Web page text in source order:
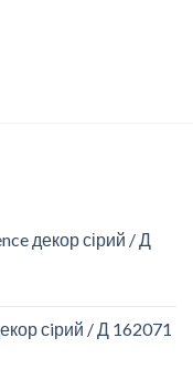
декор сірий / Д
сiрий / Д 162071